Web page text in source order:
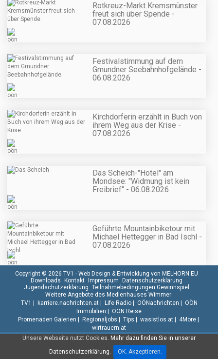
Rotkreuz-Markt Kremsmünster
freut sich über Spende -
07.08.2026
Festivalstimmung auf dem
Gmundner Seebahnhofgelände -
06.08.2026
Kirchdorferin erzählt in Buch von
ihrem Weg aus der Krise -
07.08.2026
Das Scheich-"Hotel" am
Mondsee: "Widmung ist kein
Freibrief" - 06.08.2026
Geführte Mountainbiketour mit
Michael Hettegger in Bad Ischl -
07.08.2026
Unsere Webseite nutzt Cookies. Mehr dazu finden Sie in unserer
Datenschutzerklärung.
OK. Akzeptieren.
Copyright © 2026 TV1 - Web Design & Entwicklung von MELHORN.EU
Downloads Kontakt Impressum Datenschutzerklärung
Jugendschutzerklärung Teilnahmebedingungen Gewinnspiel
Weitere Angebote des Medienhauses Wimmer:
TV1 | karriere.nachrichten.at| Life Radio| OÖNachrichten | OÖN
Immobilien | OÖN Reise
Promenaden Galerien | Regionaljobs | Tips | wasistlos.at| 4More|
wirtrauern.at